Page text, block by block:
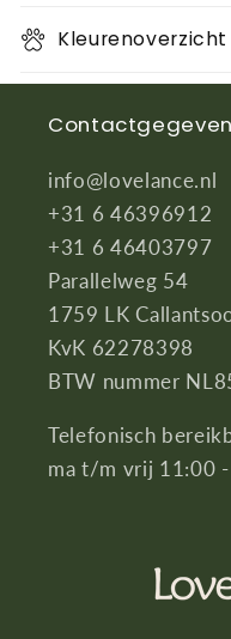
Kleurenoverzicht
info@lovelance.nl
+31 6 46396912
+31 6 46403797
Parallelweg 54
1759 LK
KvK 62278398
BTW nummer
Telefonisch
ma t/m vrij 11:00